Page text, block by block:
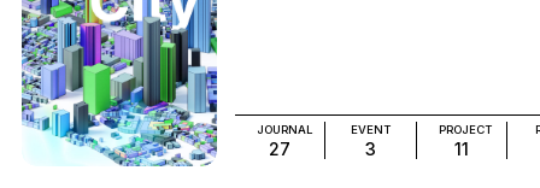
JOURNAL
27
EVENT
3
PROJECT
11